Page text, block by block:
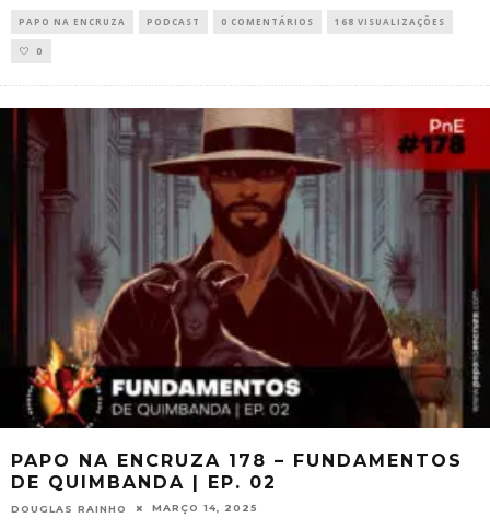
PAPO NA ENCRUZA PODCAST 0 COMENTÁRIOS 168 VISUALIZAÇÕES
0
PAPO NA ENCRUZA 178 – FUNDAMENTOS
DE QUIMBANDA | EP. 02
DOUGLAS RAINHO MARÇO 14, 2025